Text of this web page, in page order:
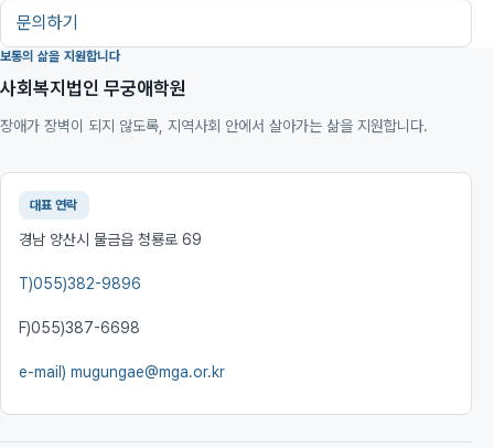
문의하기
보통의 삶을 지원합니다
사회복지법인 무궁애학원
장애가 장벽이 되지 않도록, 지역사회 안에서 살아가는 삶을 지원합니다.
대표 연락
경남 양산시 물금읍 청룡로 69
T)055)382-9896
F)055)387-6698
e-mail) mugungae@mga.or.kr